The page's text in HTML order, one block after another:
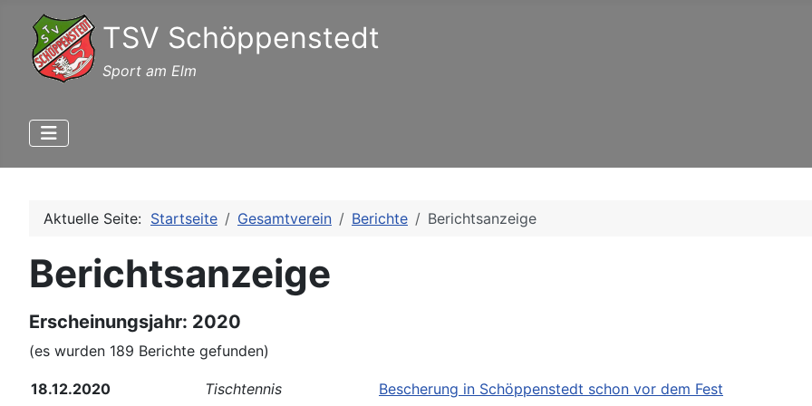
TSV Schöppenstedt
Sport am Elm
Aktuelle Seite: Startseite Gesamtverein Berichte Berichtsanzeige
Berichtsanzeige
Erscheinungsjahr: 2020
(es wurden 189 Berichte gefunden)
18.12.2020 Tischtennis
Bescherung in Schöppenstedt schon vor dem Fest